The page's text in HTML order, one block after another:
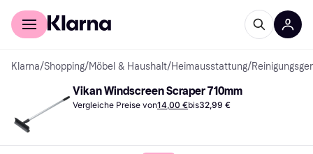
Für Shopper
Klarna/Shopping/Möbel & Haushalt/Heimausstattung/
Vikan Windscreen Scraper 710mm
Vergleiche Preise von14,00 €bis32,99 €